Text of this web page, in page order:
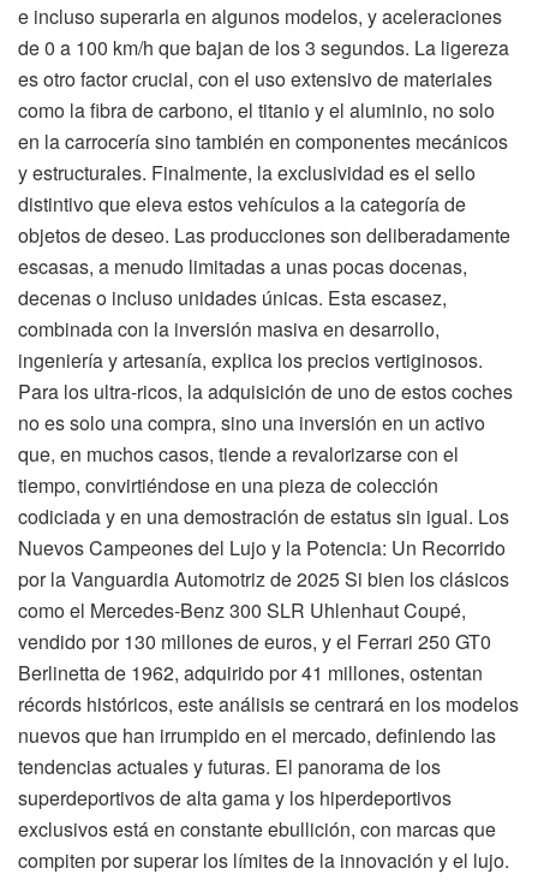
e incluso superarla en algunos modelos, y aceleraciones
de 0 a 100 km/h que bajan de los 3 segundos. La ligereza
es otro factor crucial, con el uso extensivo de materiales
como la fibra de carbono, el titanio y el aluminio, no solo
en la carrocería sino también en componentes mecánicos
y estructurales. Finalmente, la exclusividad es el sello
distintivo que eleva estos vehículos a la categoría de
objetos de deseo. Las producciones son deliberadamente
escasas, a menudo limitadas a unas pocas docenas,
decenas o incluso unidades únicas. Esta escasez,
combinada con la inversión masiva en desarrollo,
ingeniería y artesanía, explica los precios vertiginosos.
Para los ultra-ricos, la adquisición de uno de estos coches
no es solo una compra, sino una inversión en un activo
que, en muchos casos, tiende a revalorizarse con el
tiempo, convirtiéndose en una pieza de colección
codiciada y en una demostración de estatus sin igual. Los
Nuevos Campeones del Lujo y la Potencia: Un Recorrido
por la Vanguardia Automotriz de 2025 Si bien los clásicos
como el Mercedes-Benz 300 SLR Uhlenhaut Coupé,
vendido por 130 millones de euros, y el Ferrari 250 GT0
Berlinetta de 1962, adquirido por 41 millones, ostentan
récords históricos, este análisis se centrará en los modelos
nuevos que han irrumpido en el mercado, definiendo las
tendencias actuales y futuras. El panorama de los
superdeportivos de alta gama y los hiperdeportivos
exclusivos está en constante ebullición, con marcas que
compiten por superar los límites de la innovación y el lujo.